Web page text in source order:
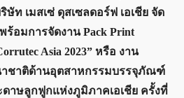
ท เมสเซ่ ดุสเซลดอร์ฟ เอเชีย จัด
อมการจัดงาน Pack Print
Asia 2023” หรือ งาน
ชาติด้านอุตสาหกรรมบรรจุภัณฑ์
าษลูกฟูกแห่งภูมิภาคเอเชีย ครั้งที่